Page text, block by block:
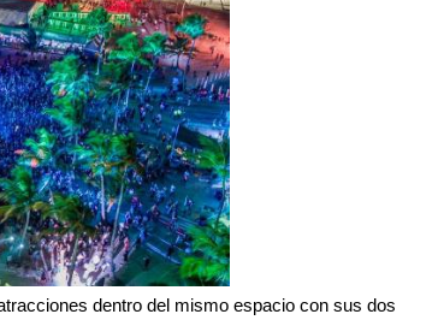
dentro del mismo espacio con sus dos